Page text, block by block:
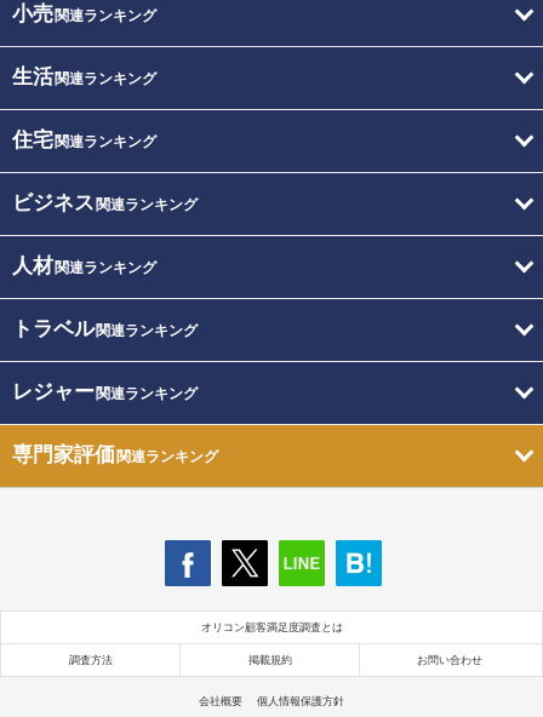
小売関連ランキング
生活関連ランキング
住宅関連ランキング
ビジネス 関連ランキング
人材関連ランキング
トラベル関連ランキング
レジャー関連ランキング
専門家評価関連ランキング
オリコン顧客満足度調査とは
調査方法 掲載規約 お問い合わせ
会社概要 個人情報保護方針